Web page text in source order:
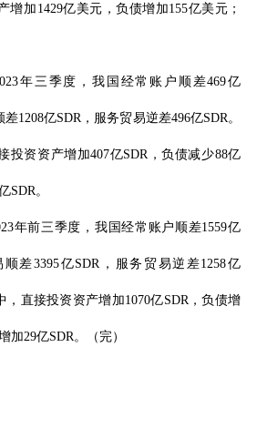
增加 1429亿美元，负债增加155亿美元；
年三季度，我国经常账户顺差469亿
差1208亿SDR ，服务贸易逆差496亿SDR 。
投资资产增加407亿SDR ，负债减少88亿
SDR 。
年前三季度，我国经常账户顺差1559亿
顺差3395亿SDR ，服务贸易逆差1258亿
，直接投资资产增加1070亿SDR ，负债增
加29亿SDR 。（完）